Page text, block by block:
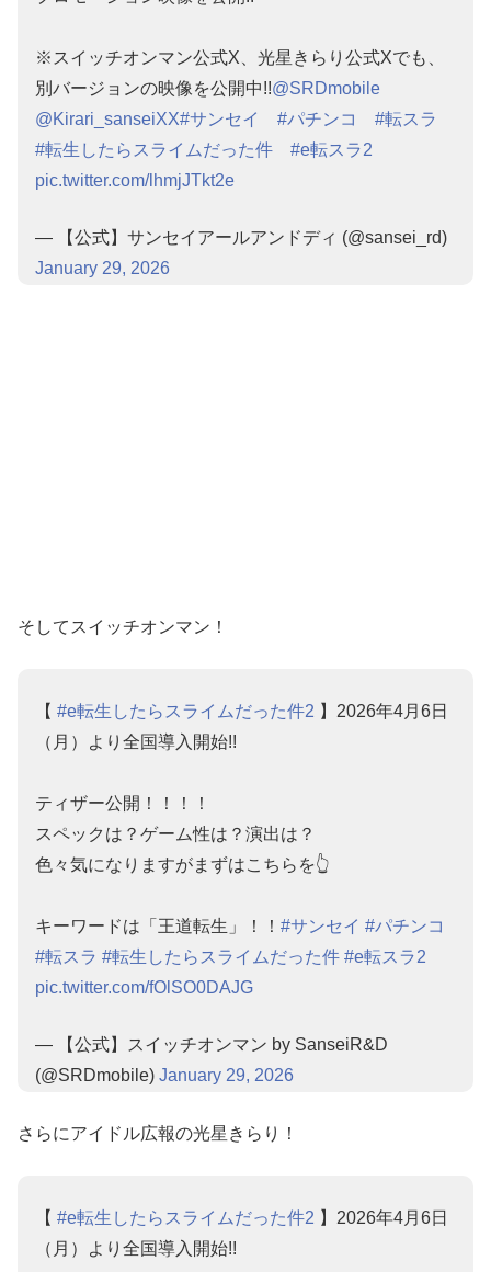
※スイッチオンマン公式X、光星きらり公式Xでも、
別バージョンの映像を公開中!!@SRDmobile
@Kirari_sanseiXX#サンセイ #パチンコ
#転スラ
#転生したらスライムだった件
#e転スラ2
pic.twitter.com/lhmjJTkt2e
— 【公式】サンセイアールアンドディ (@sansei_rd)
January 29, 2026
そしてスイッチオンマン！
【 #e転生したらスライムだった件2 】2026年4月6日
（月）より全国導入開始!!
ティザー公開！！！！
スペックは？ゲーム性は？演出は？
色々気になりますがまずはこちらを👆
キーワードは「王道転生」！！ #サンセイ #パチンコ
#転スラ #転生したらスライムだった件 #e転スラ2
pic.twitter.com/fOlSO0DAJG
— 【公式】スイッチオンマン by SanseiR&D
(@SRDmobile) January 29, 2026
さらにアイドル広報の光星きらり！
【 #e転生したらスライムだった件2 】2026年4月6日
（月）より全国導入開始!!